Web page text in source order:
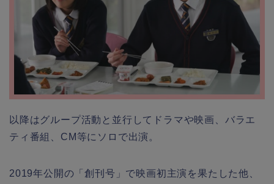
以降はグループ活動と並行してドラマや映画、バラエ
ティ番組、CM等にソロで出演。
2019年公開の「創刊号」で映画初主演を果たした他、